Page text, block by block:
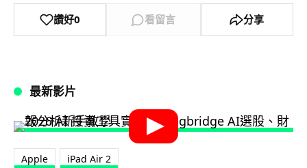
讚好0 看留言 分享
最新影片
Apple iPad Air 2